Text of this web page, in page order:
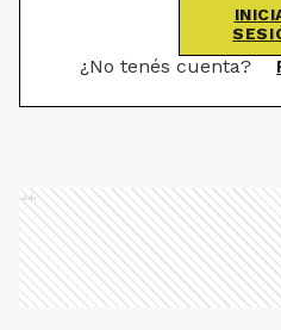
¿No tenés cuenta?
Ads